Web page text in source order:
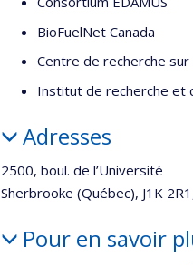
BioFuelNet Canada
Centre de recherche sur
Institut de recherche et
Adresses
2500, boul. de l’Université
Sherbrooke (Québec), J1K
Pour en savoir